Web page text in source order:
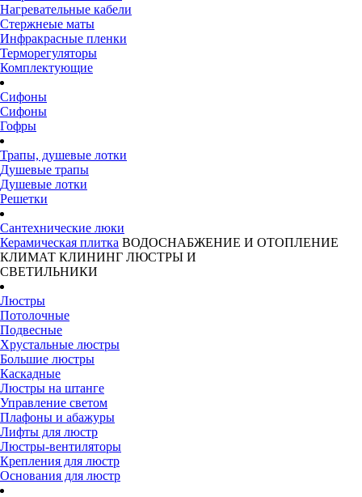
Нагревательные кабели
Стержнеые маты
Инфракрасные пленки
Терморегуляторы
Комплектующие
Сифоны
Сифоны
Гофры
Трапы, душевые лотки
Душевые трапы
Душевые лотки
Решетки
Сантехнические люки
Керамическая плитка ВОДОСНАБЖЕНИЕ И ОТОПЛЕНИЕ
КЛИМАТ КЛИНИНГ ЛЮСТРЫ И
СВЕТИЛЬНИКИ
Люстры
Потолочные
Подвесные
Хрустальные люстры
Большие люстры
Каскадные
Люстры на штанге
Управление светом
Плафоны и абажуры
Лифты для люстр
Люстры-вентиляторы
Крепления для люстр
Основания для люстр